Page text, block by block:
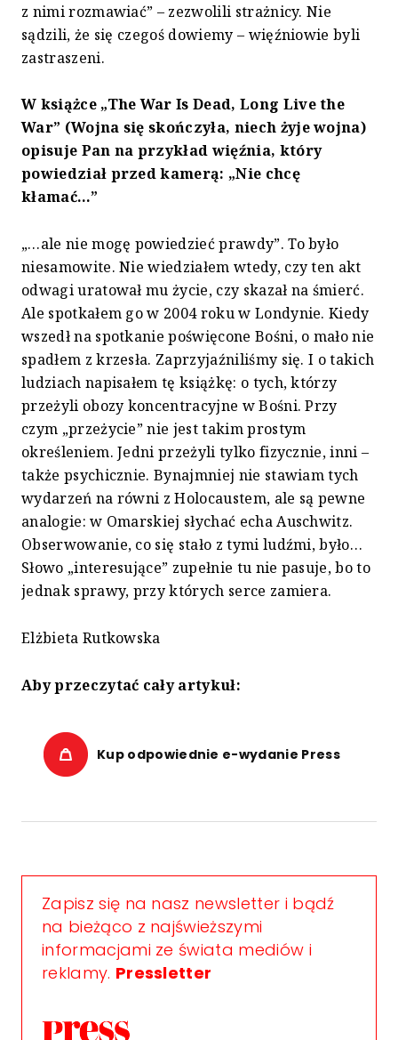
z nimi rozmawiać” – zezwolili strażnicy. Nie
sądzili, że się czegoś dowiemy – więźniowie byli
zastraszeni.
W książce „The War Is Dead, Long Live the
War” (Wojna się skończyła, niech żyje wojna)
opisuje Pan na przykład więźnia, który
powiedział przed kamerą: „Nie chcę
kłamać…”
„…ale nie mogę powiedzieć prawdy”. To było
niesamowite. Nie wiedziałem wtedy, czy ten akt
odwagi uratował mu życie, czy skazał na śmierć.
Ale spotkałem go w 2004 roku w Londynie. Kiedy
wszedł na spotkanie poświęcone Bośni, o mało nie
spadłem z krzesła. Zaprzyjaźniliśmy się. I o takich
ludziach napisałem tę książkę: o tych, którzy
przeżyli obozy koncentracyjne w Bośni. Przy
czym „przeżycie” nie jest takim prostym
określeniem. Jedni przeżyli tylko fizycznie, inni –
także psychicznie. Bynajmniej nie stawiam tych
wydarzeń na równi z Holocaustem, ale są pewne
analogie: w Omarskiej słychać echa Auschwitz.
Obserwowanie, co się stało z tymi ludźmi, było…
Słowo „interesujące” zupełnie tu nie pasuje, bo to
jednak sprawy, przy których serce zamiera.
Elżbieta Rutkowska
Aby przeczytać cały artykuł:
Kup odpowiednie e-wydanie Press
Zapisz się na nasz newsletter i bądź
na bieżąco z najświeższymi
informacjami ze świata mediów i
reklamy. Pressletter